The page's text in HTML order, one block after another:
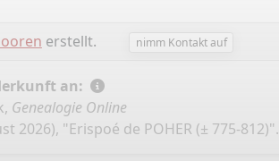
erstellt. nimm Kontakt auf
an:
Genealogie Online
2026), "Erispoé de POHER (± 775-812)".